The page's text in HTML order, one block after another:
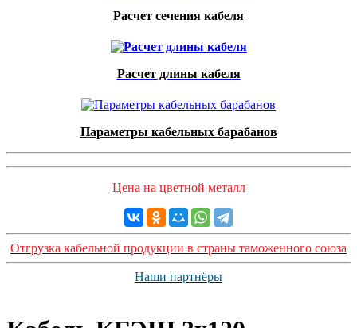
Расчет сечения кабеля
Расчет длины кабеля
Параметры кабельных барабанов
Цена на цветной металл
Отгрузка кабельной продукции в страны таможенного союза
Наши партнёры